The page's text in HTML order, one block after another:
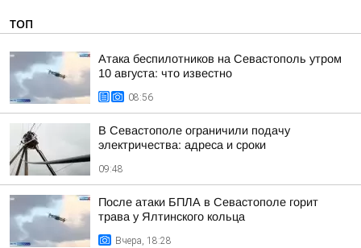
ТОП
Атака беспилотников на Севастополь утром
10 августа: что известно
08:56
В Севастополе ограничили подачу
электричества: адреса и сроки
09:48
После атаки БПЛА в Севастополе горит
трава у Ялтинского кольца
Вчера, 18:28